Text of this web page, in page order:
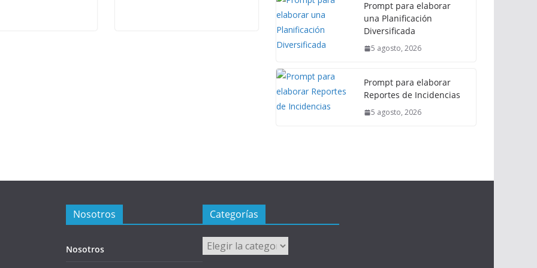
Prompt para elaborar
una Planificación
Diversificada
5 agosto, 2026
Prompt para elaborar
Reportes de Incidencias
5 agosto, 2026
Nosotros
Nosotros
Categorías
Categorías